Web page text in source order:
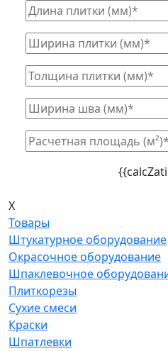
X
Товары
Штукатурное оборудование
Окрасочное оборудование
Шпаклевочное
Плиткорезы
Сухие смеси
Краски
Шпатлевки